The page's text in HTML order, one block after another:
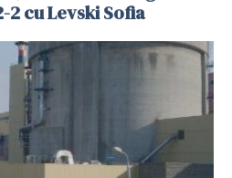
2 cu Levski Sofia